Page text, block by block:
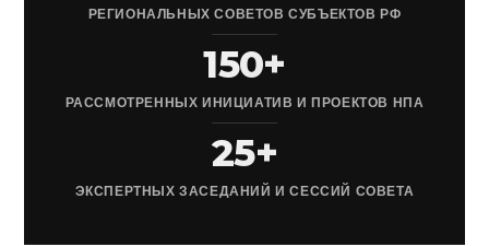
РЕГИОНАЛЬНЫХ СОВЕТОВ СУБЪЕКТОВ РФ
150+
РАССМОТРЕННЫХ ИНИЦИАТИВ И ПРОЕКТОВ НПА
25+
ЭКСПЕРТНЫХ ЗАСЕДАНИЙ И СЕССИЙ СОВЕТА